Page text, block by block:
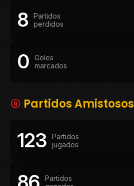
8
Partidos
perdidos
0
Goles
marcados
Partidos Amistosos
123
Partidos
jugados
Partidos